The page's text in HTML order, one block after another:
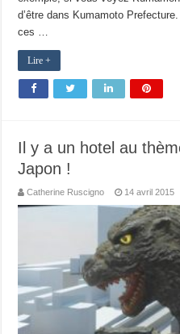
d’être dans Kumamoto
ces …
Lire +
Il y a un hotel au
Japon !
Catherine Ruscigno 14 avril 2015